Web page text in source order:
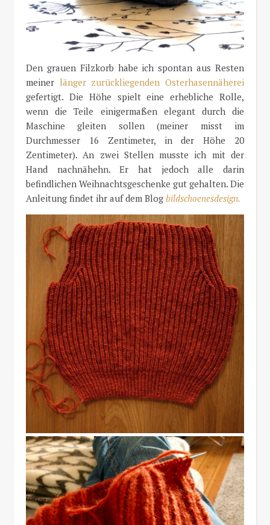
Den grauen Filzkorb habe ich spontan aus Resten
meiner länger zurückliegenden Osterhasennäherei
gefertigt. Die Höhe spielt eine erhebliche Rolle,
wenn die Teile einigermaßen elegant durch die
Maschine gleiten sollen (meiner misst im
Durchmesser 16 Zentimeter, in der Höhe 20
Zentimeter). An zwei Stellen musste ich mit der
Hand nachnähehn. Er hat jedoch alle darin
befindlichen Weihnachtsgeschenke gut gehalten. Die
Anleitung findet ihr auf dem Blog bildschoenesdesign.